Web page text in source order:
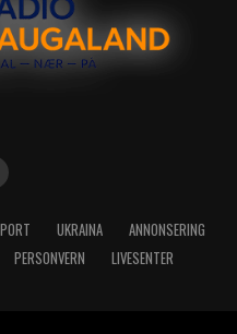
UKRAINA
ANNONSERING
PERSONVERN LIVESENTER